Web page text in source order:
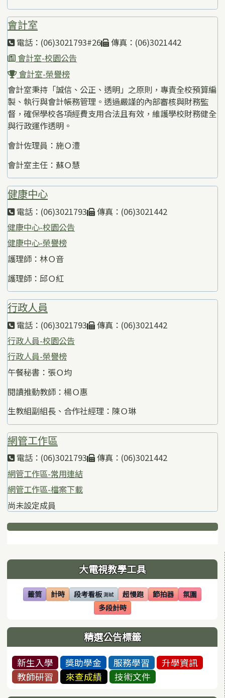
會計室
電話：(06)3021793#26
傳真：(06)3021442
會計室-校園公告
會計室-榮譽榜
會計室秉持「誠信、公正、透明」之原則，專責全校預算編
製、執行與會計帳務管理。透過嚴謹的內部審核與財務監
督，確保學校各項經費支用合法且有效，維護學校財務健全
與行政運作透明。
會計佐理員：施Ｏ澧
會計室主任：蘇Ｏ慧
健康中心
電話：(06)3021793
傳真：(06)3021442
健康中心-校園公告
健康中心-榮譽榜
護理師：林Ｏ音
護理師：邱Ｏ紅
行政人員
電話：(06)3021793
傳真：(06)3021442
行政人員-校園公告
行政人員-榮譽榜
午餐秘書：張Ｏ均
閱讀推動教師：楊Ｏ惠
生教組副組長、合作社經理：陳Ｏ琳
網管工作區
電話：(06)3021793
傳真：(06)3021442
網管工作區-常用連結
網管工作區-檔案下載
尚未設定成員
下中區域內容
左邊區域內容 大電視教學工具
籤筒
(另開視窗)
計時
(另開視窗)段考看板 測試
(另開視窗) 超慢跑
(另開視窗)節拍器
(另開視窗)氛圍
(另開視窗)
多段計時
(另開視窗)
精選公告標籤
新生入學 獎助學金 服務學習
升學資訊
教師研習
來查成績 技術文件